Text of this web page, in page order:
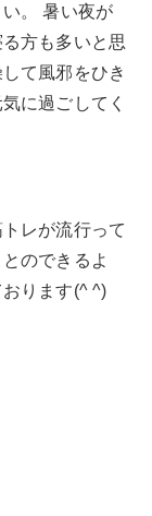
。 暑い夜が
方も多いと思
て風邪をひき
に過ごしてく
レが流行って
のできるよ
ります(^ ^)